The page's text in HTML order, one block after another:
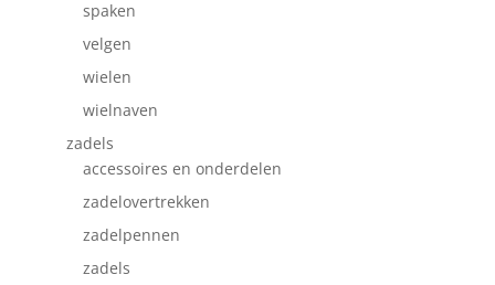
spaken
velgen
wielen
wielnaven
zadels
accessoires en onderdelen
zadelovertrekken
zadelpennen
zadels